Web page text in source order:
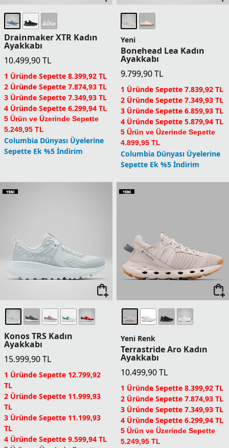
Drainmaker XTR Kadın
Ayakkabı
10.499,90TL
1 Üründe Sepette 8.399,92 TL
2 Üründe Sepette 7.874,93 TL
3 Üründe Sepette 7.349,93 TL
4 Üründe Sepette 6.299,94 TL
5 Ürün ve Üzerinde Sepette
5.249,95 TL
Columbia Dünyası Üyelerine
Sepette Ek %5 İndirim
Yeni
Bonehead Lea Kadın
Ayakkabı
9.799,90TL
1 Üründe Sepette 7.839,92 TL
2 Üründe Sepette 7.349,93 TL
3 Üründe Sepette 6.859,93 TL
4 Üründe Sepette 5.879,94 TL
5 Ürün ve Üzerinde Sepette
4.899,95 TL
Columbia Dünyası Üyelerine
Sepette Ek %5 İndirim
Konos TRS Kadın
Ayakkabı
15.999,90TL
1 Üründe Sepette 12.799,92
TL
2 Üründe Sepette 11.999,93
TL
3 Üründe Sepette 11.199,93
TL
4 Üründe Sepette 9.599,94 TL
Yeni Renk
Terrastride Aro Kadın
Ayakkabı
10.499,90TL
1 Üründe Sepette 8.399,92 TL
2 Üründe Sepette 7.874,93 TL
3 Üründe Sepette 7.349,93 TL
4 Üründe Sepette 6.299,94 TL
5 Ürün ve Üzerinde Sepette
5.249,95 TL